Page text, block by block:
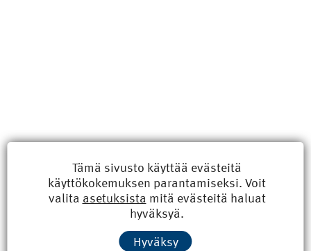
Uusimmat
Kyberisku kiinteistötietoihin haittaisi energiarakentamista
8.6.2026 15:21
100 vuotta sitten: Rajajoen uusi rautatiesilta
Tämä sivusto käyttää evästeitä
käyttökokemuksen parantamiseksi. Voit
valita asetuksista mitä evästeitä haluat
hyväksyä.
Hyväksy